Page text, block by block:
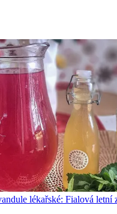
lékařské: Fialová letní